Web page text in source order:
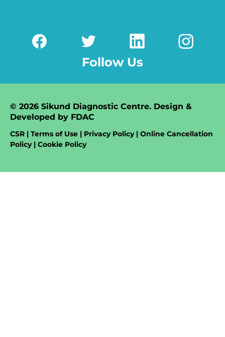
Follow Us
© 2026 Sikund Diagnostic Centre. Design &
Developed by FDAC
CSR | Terms of Use | Privacy Policy | Online Cancellation
Policy | Cookie Policy